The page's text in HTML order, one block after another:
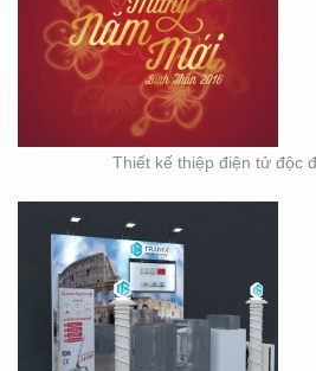
Thiết kế thiệp điện tử độc
HỘI NGHỊ KHOA HỌC
DA LIỄU MIỀN NAM 2020
(BOOTH TRANFA)
HỘI NGHỊ DA LIỄU
TOÀN QUỐC NĂM 2020
TẠI CẦN THƠ (GIAN